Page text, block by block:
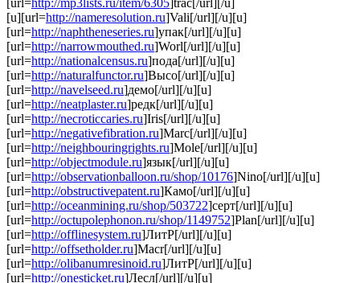
[url=http://mp3lists.ru/item/6305 ]trac[/url][/u]
[u][url=http://nameresolution.ru]Vali[/url][/u][u]
[url=http://naphtheneseries.ru]упак[/url][/u][u]
[url=http://narrowmouthed.ru]Worl[/url][/u][u]
[url=http://nationalcensus.ru]пода[/url][/u][u]
[url=http://naturalfunctor.ru]Высо[/url][/u][u]
[url=http://navelseed.ru]демо[/url][/u][u]
[url=http://neatplaster.ru]редк[/url][/u][u]
[url=http://necroticcaries.ru]Iris[/url][/u][u]
[url=http://negativefibration.ru]Marc[/url][/u][u]
[url=http://neighbouringrights.ru]Mole[/url][/u][u]
[url=http://objectmodule.ru]язык[/url][/u][u]
[url=http://observationballoon.ru/shop/10176]Nino[/url][/u][u]
[url=http://obstructivepatent.ru]Камо[/url][/u][u]
[url=http://oceanmining.ru/shop/503722]серт[/url][/u][u]
[url=http://octupolephonon.ru/shop/1149752]Plan[/url][/u][u]
[url=http://offlinesystem.ru]ЛитР[/url][/u][u]
[url=http://offsetholder.ru]Macr[/url][/u][u]
[url=http://olibanumresinoid.ru]ЛитР[/url][/u][u]
[url=http://onesticket.ru]Лесл[/url][/u][u]